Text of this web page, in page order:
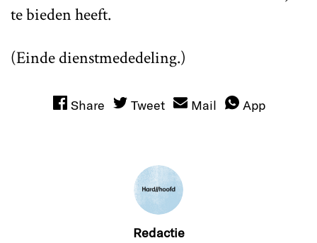
te bieden heeft.
(Einde dienstmededeling.)
Share Tweet Mail App
Redactie